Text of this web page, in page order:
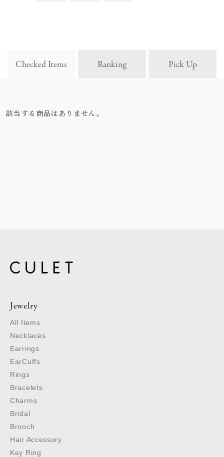
Checked Items Ranking Pick Up
該当する商品はありません。
Jewelry
All Items
Necklaces
Earrings
EarCuffs
Rings
Bracelets
Charms
Bridal
Brooch
Hair Accessory
Key Ring